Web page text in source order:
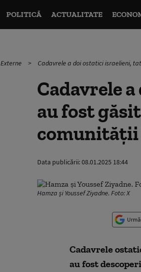
POLITICĂ ACTUALITATE
Externe Cadavrele a doi ostatici israelieni,
Cadavrele
au fost
comunității
Data publicării:08.01.2025 18:44
Hamza și Youssef Ziyadne. Foto: X
Cadavrele
au fost